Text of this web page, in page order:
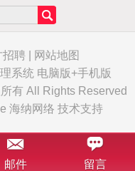
招聘
网站地图
系统 电脑版+手机版
有 All Rights Reserved
海纳网络 技术支持
邮件 留言